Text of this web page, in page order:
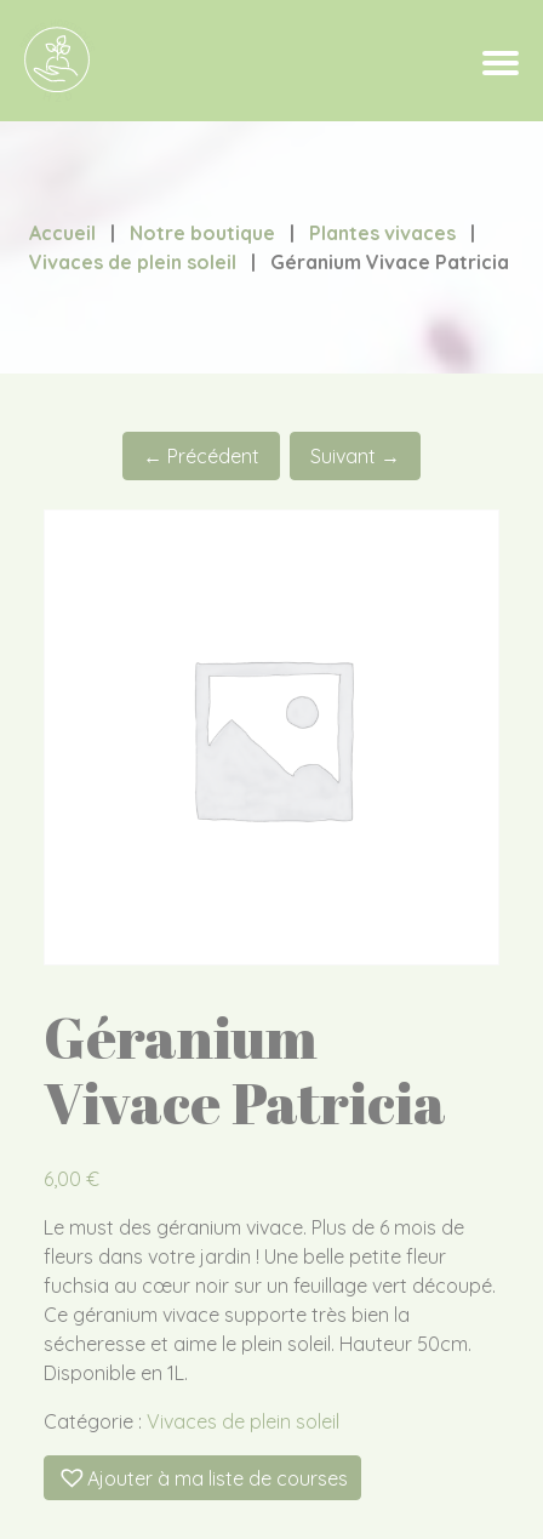
Accueil | Notre boutique | Plantes vivaces
|
Vivaces de plein soleil
| Géranium Vivace Patricia
← Précédent Suivant →
Géranium
Vivace Patricia
6,00 €
Le must des géranium vivace. Plus de 6 mois de
fleurs dans votre jardin ! Une belle petite fleur
fuchsia au cœur noir sur un feuillage vert découpé.
Ce géranium vivace supporte très bien la
sécheresse et aime le plein soleil. Hauteur 50cm.
Disponible en 1L.
Catégorie : Vivaces de plein soleil
Ajouter à ma liste de courses